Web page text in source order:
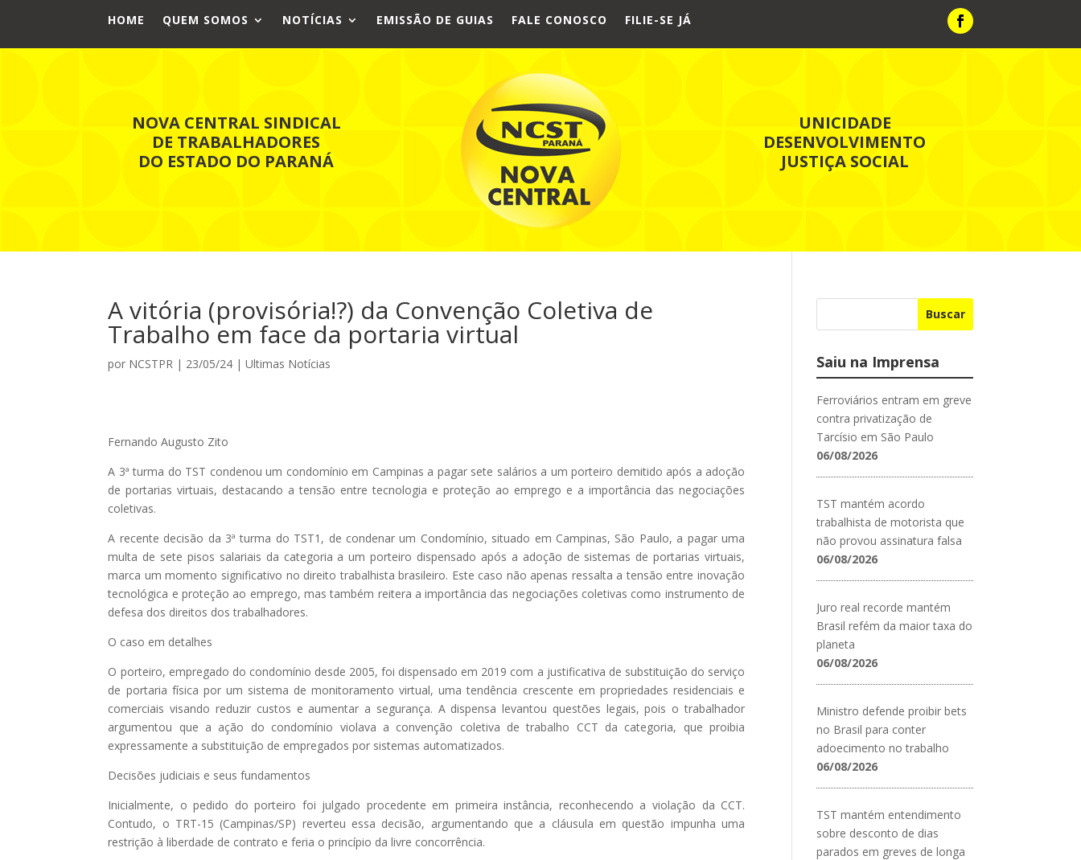
HOME QUEM SOMOS NOTÍCIAS EMISSÃO DE GUIAS FALE CONOSCO FILIE-SE JÁ
NOVA CENTRAL SINDICAL
DE TRABALHADORES
DO ESTADO DO PARANÁ
UNICIDADE
DESENVOLVIMENTO
JUSTIÇA SOCIAL
A vitória (provisória!?) da Convenção Coletiva de
Trabalho em face da portaria virtual
por NCSTPR | 23/05/24 |Ultimas Notícias
Fernando Augusto Zito
A 3ª turma do TST condenou um condomínio em Campinas a pagar sete salários a um porteiro demitido após a adoção
de portarias virtuais, destacando a tensão entre tecnologia e proteção ao emprego e a importância das negociações
coletivas.
A recente decisão da 3ª turma do TST1, de condenar um Condomínio, situado em Campinas, São Paulo, a pagar uma
multa de sete pisos salariais da categoria a um porteiro dispensado após a adoção de sistemas de portarias virtuais,
marca um momento significativo no direito trabalhista brasileiro. Este caso não apenas ressalta a tensão entre inovação
tecnológica e proteção ao emprego, mas também reitera a importância das negociações coletivas como instrumento de
defesa dos direitos dos trabalhadores.
O caso em detalhes
O porteiro, empregado do condomínio desde 2005, foi dispensado em 2019 com a justificativa de substituição do serviço
de portaria física por um sistema de monitoramento virtual, uma tendência crescente em propriedades residenciais e
comerciais visando reduzir custos e aumentar a segurança. A dispensa levantou questões legais, pois o trabalhador
argumentou que a ação do condomínio violava a convenção coletiva de trabalho CCT da categoria, que proibia
expressamente a substituição de empregados por sistemas automatizados.
Decisões judiciais e seus fundamentos
Inicialmente, o pedido do porteiro foi julgado procedente em primeira instância, reconhecendo a violação da CCT.
Contudo, o TRT-15 (Campinas/SP) reverteu essa decisão, argumentando que a cláusula em questão impunha uma
restrição à liberdade de contrato e feria o princípio da livre concorrência.
Buscar
Saiu na Imprensa
Ferroviários entram em greve
contra privatização de
Tarcísio em São Paulo
06/08/2026
TST mantém acordo
trabalhista de motorista que
não provou assinatura falsa
06/08/2026
Juro real recorde mantém
Brasil refém da maior taxa do
planeta
06/08/2026
Ministro defende proibir bets
no Brasil para conter
adoecimento no trabalho
06/08/2026
TST mantém entendimento
sobre desconto de dias
parados em greves de longa